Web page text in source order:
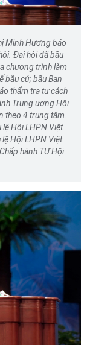
Minh Hương báo
Đại hội đã bầu
chương trình làm
bầu cử; bầu Ban
thẩm tra tư cách
Trung ương Hội
theo 4 trung tâm.
Hội LHPN Việt
Hội LHPN Việt
hành TƯ Hội